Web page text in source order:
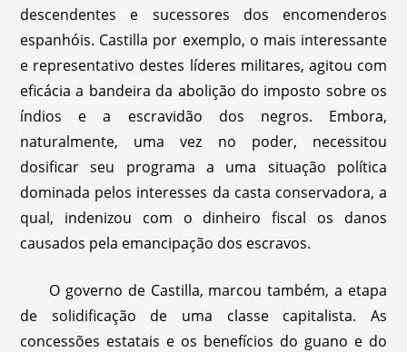
descendentes e sucessores dos encomenderos
espanhóis. Castilla por exemplo, o mais interessante
e representativo destes líderes militares, agitou com
eficácia a bandeira da abolição do imposto sobre os
índios e a escravidão dos negros. Embora,
naturalmente, uma vez no poder, necessitou
dosificar seu programa a uma situação política
dominada pelos interesses da casta conservadora, a
qual, indenizou com o dinheiro fiscal os danos
causados pela emancipação dos escravos.
O governo de Castilla, marcou também, a etapa
de solidificação de uma classe capitalista. As
concessões estatais e os benefícios do guano e do